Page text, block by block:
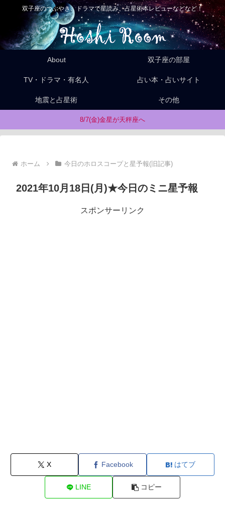
双子座のつぶやき、ドラマで星読み、占星術本レビューなどなど！
About 双子座の部屋
TV・ドラマ・有名人 占い本・占いサイト
地震と占星術 その他
8/7(金)金星が天秤座へ
ホーム 今日のホロスコープと星予報(旧記事)
2021年10月18日(月)★今日のミニ星予報
スポンサーリンク
X Facebook はてブ
LINE コピー